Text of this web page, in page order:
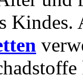
Kindes.